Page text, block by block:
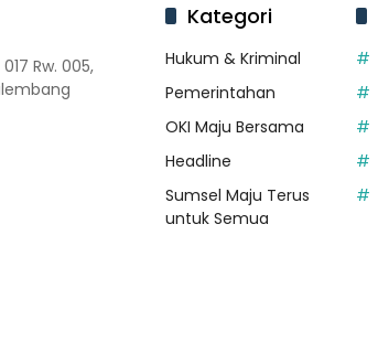
Rw. 005,
Kategori
Hukum & Kriminal
Pemerintahan
OKI Maju Bersama
Headline
Sumsel Maju Terus
untuk Semua